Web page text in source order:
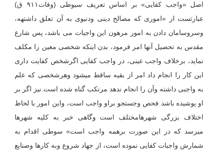
اصل «واجب کفایی» بر اساس تعریف سیوطی (وفات۹۱۱ ق)
عبارتست از «اموری که مصالح دینی ودنیوی به آن تعلق داشتهه،
وسروسامان دادن به امور مرهون این واجبات می باشد، پس شارع
مقدس به تحصیل آنها امر فرمود، بدن اینکه شخصی معین را مکلف
نماید، برخلاف واجب عینی، در واجب کفایی اگرشخص کفایت داری
این کار را انجام داد امر از بقیه ساقط میشود وهرشخصی که علم
به واجبی داشته وآن را انجام ندهد مرتکب گناه شده است.نیز اگر بر
او پوشیده باشد فحص وجستجو براو واجب است، واین امور با لحاظ
اختلاف بزرگی شهرهامختلف است وگاهی خبر به کلیه شهرها
میرسد که در این صورت برهمه واجب است» سوطی اقدام به
شمارش واجبات کفایی نموده است، از جهاد شروع وبه کارها وصنایع